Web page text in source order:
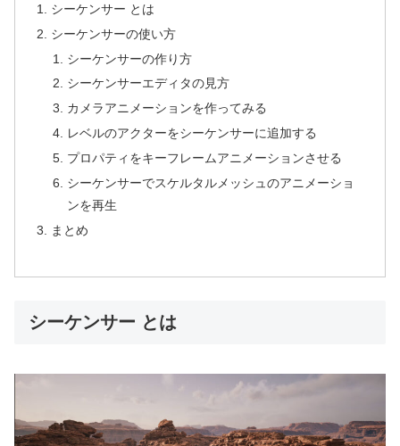
シーケンサー とは
シーケンサーの使い方
シーケンサーの作り方
シーケンサーエディタの見方
カメラアニメーションを作ってみる
レベルのアクターをシーケンサーに追加する
プロパティをキーフレームアニメーションさせる
シーケンサーでスケルタルメッシュのアニメーショ
ンを再生
まとめ
シーケンサー とは